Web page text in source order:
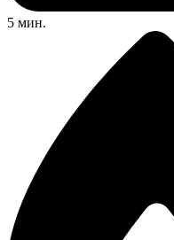
5 мин.